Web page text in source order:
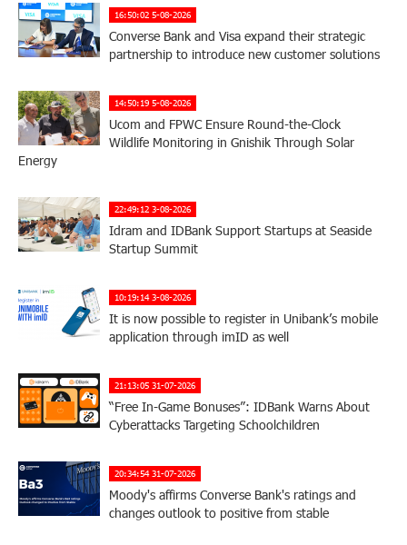
16:50:02 5-08-2026
Converse Bank and Visa expand their strategic
partnership to introduce new customer solutions
14:50:19 5-08-2026
Ucom and FPWC Ensure Round-the-Clock
Wildlife Monitoring in Gnishik Through Solar
Energy
22:49:12 3-08-2026
Idram and IDBank Support Startups at Seaside
Startup Summit
10:19:14 3-08-2026
It is now possible to register in Unibank’s mobile
application through imID as well
21:13:05 31-07-2026
“Free In-Game Bonuses”: IDBank Warns About
Cyberattacks Targeting Schoolchildren
20:34:54 31-07-2026
Moody's affirms Converse Bank's ratings and
changes outlook to positive from stable